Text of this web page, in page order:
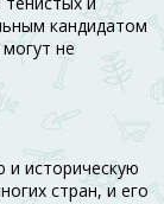
кандидатом
не
историческую
стран, и его